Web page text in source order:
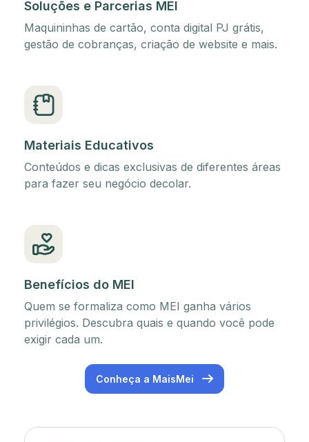
Soluções e Parcerias MEI
Maquininhas de cartão, conta digital PJ grátis,
gestão de cobranças, criação de website e mais.
Materiais Educativos
Conteúdos e dicas exclusivas de diferentes áreas
para fazer seu negócio decolar.
Benefícios do MEI
Quem se formaliza como MEI ganha vários
privilégios. Descubra quais e quando você pode
exigir cada um.
Conheça a MaisMei